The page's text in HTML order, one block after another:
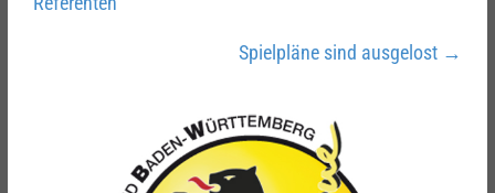
Spielpläne sind ausgelost →